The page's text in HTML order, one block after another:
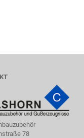
78